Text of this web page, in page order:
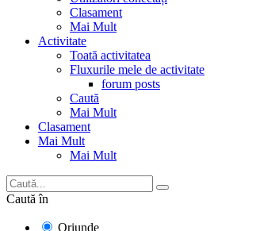
Clasament
Mai Mult
Activitate
Toată activitatea
Fluxurile mele de activitate
forum posts
Caută
Mai Mult
Clasament
Mai Mult
Mai Mult
Caută în
Oriunde